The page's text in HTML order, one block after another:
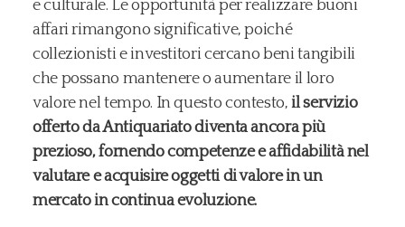
e culturale. Le opportunità per realizzare buoni
affari rimangono significative, poiché
collezionisti e investitori cercano beni tangibili
che possano mantenere o aumentare il loro
valore nel tempo. In questo contesto,il servizio
offerto da Antiquariato diventa ancora più
prezioso, fornendo competenze e affidabilità nel
valutare e acquisire oggetti di valore in un
mercato in continua evoluzione.